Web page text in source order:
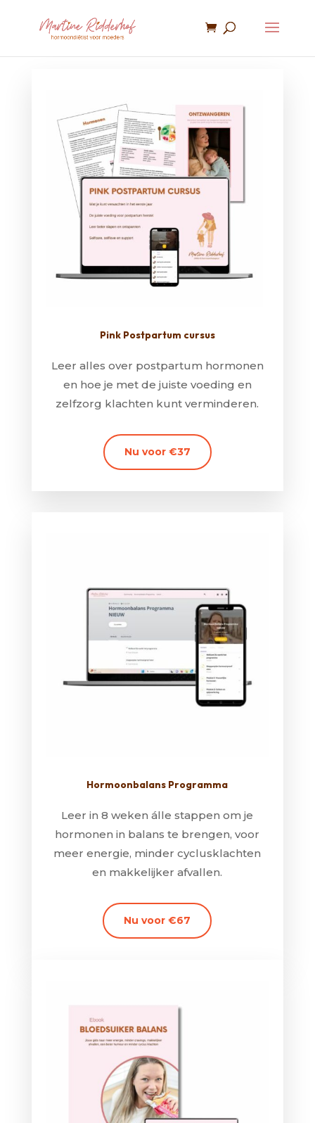
Pink Postpartum cursus
Leer alles over postpartum hormonen
en hoe je met de juiste voeding en
zelfzorg klachten kunt verminderen.
Nu voor €37
Hormoonbalans Programma
Leer in 8 weken álle stappen om je
hormonen in balans te brengen, voor
meer energie, minder cyclusklachten
en makkelijker afvallen.
Nu voor €67